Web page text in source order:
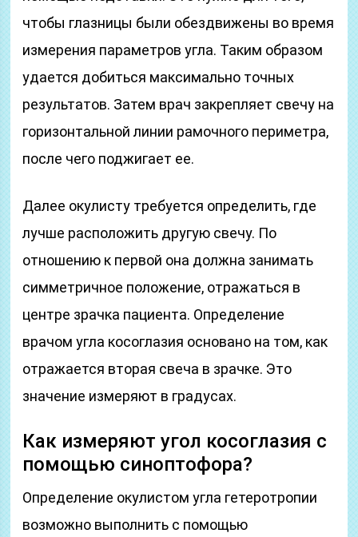
чтобы глазницы были обездвижены во время
измерения параметров угла. Таким образом
удается добиться максимально точных
результатов. Затем врач закрепляет свечу на
горизонтальной линии рамочного периметра,
после чего поджигает ее.
Далее окулисту требуется определить, где
лучше расположить другую свечу. По
отношению к первой она должна занимать
симметричное положение, отражаться в
центре зрачка пациента. Определение
врачом угла косоглазия основано на том, как
отражается вторая свеча в зрачке. Это
значение измеряют в градусах.
Как измеряют угол косоглазия с
помощью синоптофора?
Определение окулистом угла гетеротропии
возможно выполнить с помощью